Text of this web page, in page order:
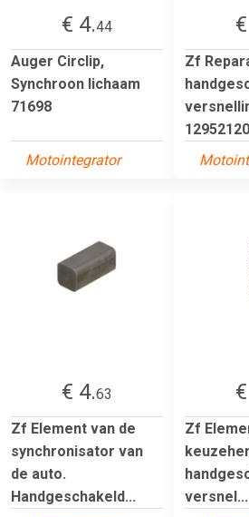
€ 4.44
Auger Circlip,
Synchroon lichaam
71698
Motointegrator
Zf
€ 4.63
Zf Element van de
synchronisator van
de auto.
Handgeschakeld...
Zf
versnel...